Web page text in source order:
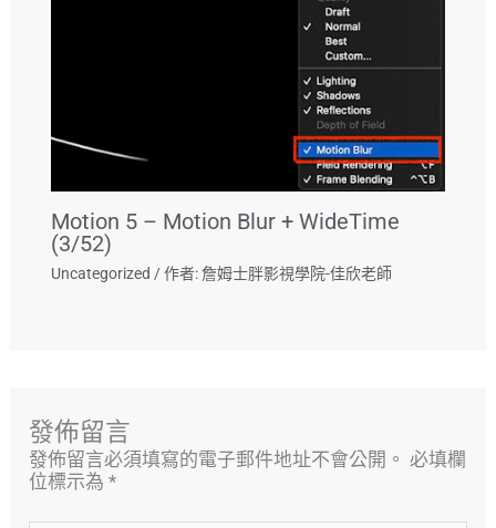
Motion 5 – Motion Blur + WideTime
(3/52)
Uncategorized / 作者:詹姆士胖影視學院-佳欣老師
發佈留言
發佈留言必須填寫的電子郵件地址不會公開。 必填欄
位標示為*